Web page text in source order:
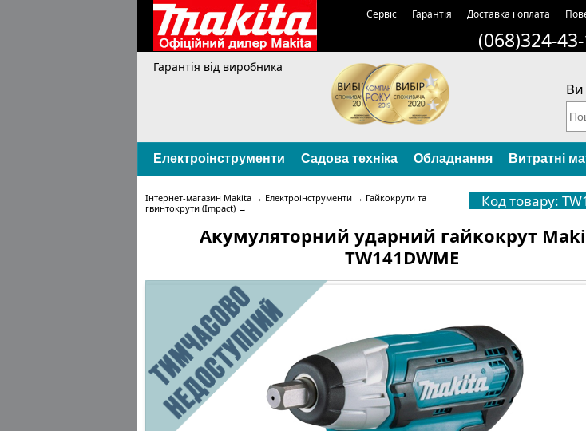
Сервіс Гарантія Доставка і оплата
(068)324-
Гарантія від виробника
Ви
Електроінструменти Садова техніка Обладнання Витратні
Код товару:
Інтернет-магазин Makita → Електроінструменти → Гайкокрути та
гвинтокрути (Impact) →
Акумуляторний ударний гайкокрут
TW141DWME